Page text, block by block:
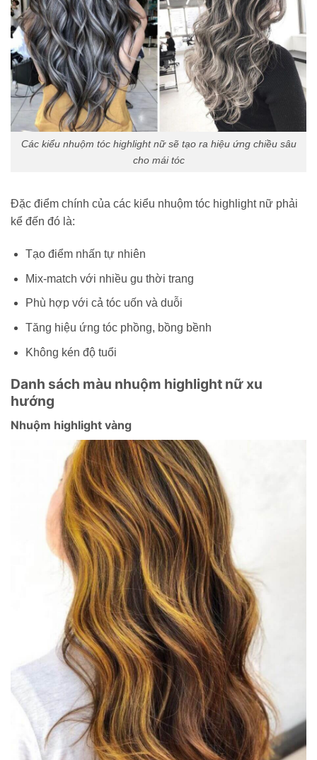
Các kiểu nhuộm tóc highlight nữ sẽ tạo ra hiệu ứng chiều sâu
cho mái tóc
Đặc điểm chính của các kiểu nhuộm tóc highlight nữ phải
kể đến đó là:
Tạo điểm nhấn tự nhiên
Mix-match với nhiều gu thời trang
Phù hợp với cả tóc uốn và duỗi
Tăng hiệu ứng tóc phồng, bồng bềnh
Không kén độ tuổi
Danh sách màu nhuộm highlight nữ xu
hướng
Nhuộm highlight vàng